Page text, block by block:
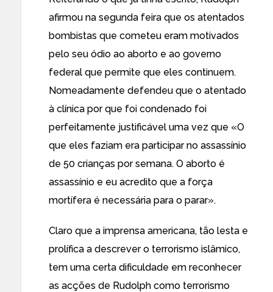
afirmou na segunda feira que os atentados
bombistas que cometeu eram motivados
pelo seu ódio ao aborto e ao governo
federal que permite que eles continuem.
Nomeadamente defendeu que o atentado
à clínica por que foi condenado foi
perfeitamente justificável uma vez que «O
que eles faziam era participar no assassínio
de 50 crianças por semana. O aborto é
assassínio e eu acredito que a força
mortífera é necessária para o parar».
Claro que a imprensa americana, tão lesta e
prolífica a descrever o terrorismo islâmico,
tem uma certa dificuldade em reconhecer
as acções de Rudolph como terrorismo